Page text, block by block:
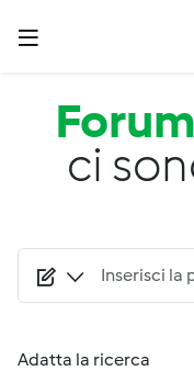
Salta al contenuto
Forum
ci
Adatta la ricerca